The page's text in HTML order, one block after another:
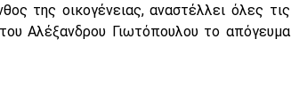
της οικογένειας, αναστέλλει όλες τις
Αλέξανδρου Γιωτόπουλου το απόγευμα